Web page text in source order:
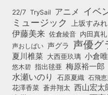
22/7 TrySail アニメ イベ
ミュージック 上坂すみれ
伊藤美来 佐倉綾音 内田真礼
声おしばい 声グラ 声優グ
夏川椎菜 大西亜玖璃 小倉唯
悠木碧 指出毬亜 梅原裕一郎
水瀬いのり 石原夏織 石飛
花澤香菜 蒼井翔太 西山宏太